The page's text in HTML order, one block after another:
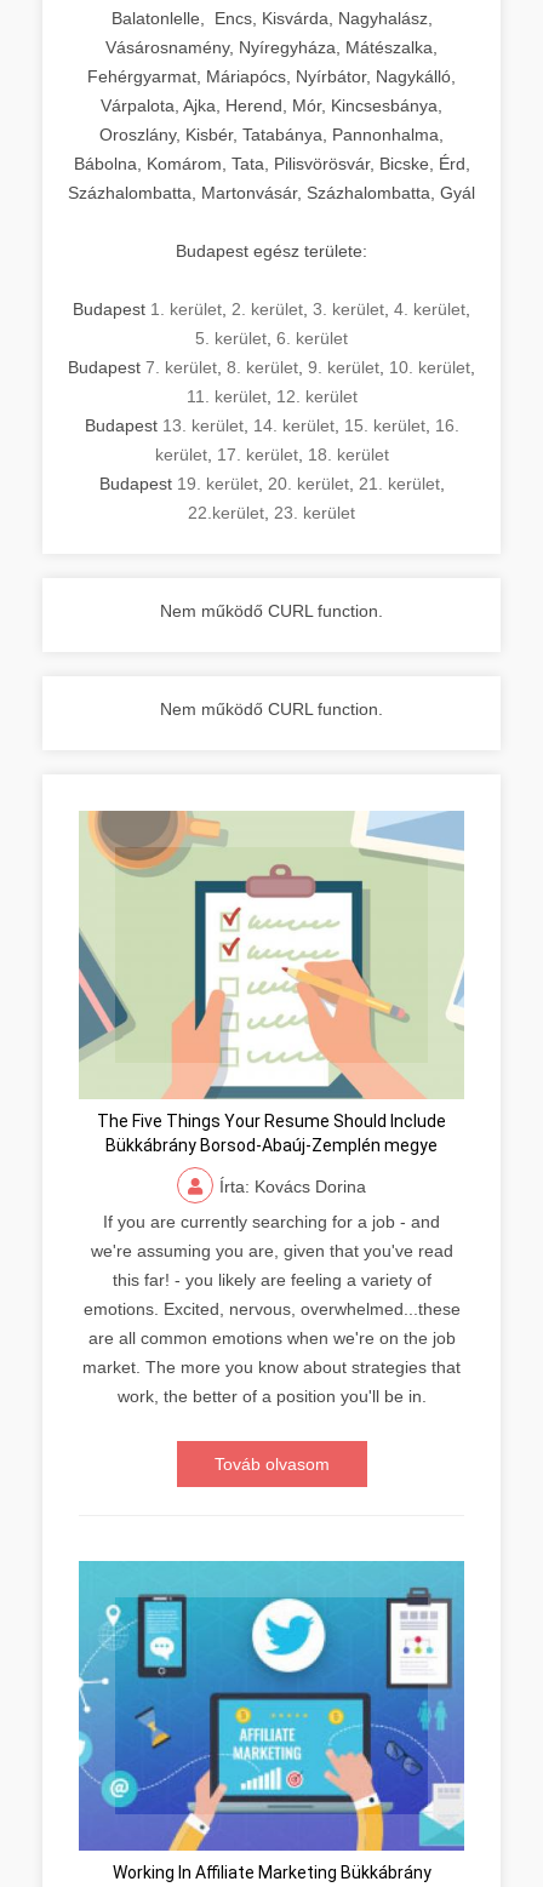
Balatonlelle, Encs, Kisvárda, Nagyhalász,
Vásárosnamény, Nyíregyháza, Mátészalka,
Fehérgyarmat, Máriapócs, Nyírbátor, Nagykálló,
Várpalota, Ajka, Herend, Mór, Kincsesbánya,
Oroszlány, Kisbér, Tatabánya, Pannonhalma,
Bábolna, Komárom, Tata, Pilisvörösvár, Bicske, Érd,
Százhalombatta, Martonvásár, Százhalombatta, Gyál
Budapest egész területe:
Budapest 1. kerület 2. kerület 3. kerület 4. kerület
5. kerület 6. kerület
Budapest 7. kerület 8. kerület 9. kerület 10. kerület
11. kerület, 12. kerület
Budapest 13. kerület, 14. kerület, 15. kerület, 16.
kerület, 17. kerület, 18. kerület
Budapest 19. kerület, 20. kerület, 21. kerület,
22.kerület 23. kerület
Nem működő CURL function.
Nem működő CURL function.
The Five Things Your Resume Should Include
Bükkábrány Borsod-Abaúj-Zemplén megye
Írta: Kovács Dorina
If you are currently searching for a job - and
we're assuming you are, given that you've read
this far! - you likely are feeling a variety of
emotions. Excited, nervous, overwhelmed...these
are all common emotions when we're on the job
market. The more you know about strategies that
work, the better of a position you'll be in.
Továb olvasom
Working In Affiliate Marketing Bükkábrány